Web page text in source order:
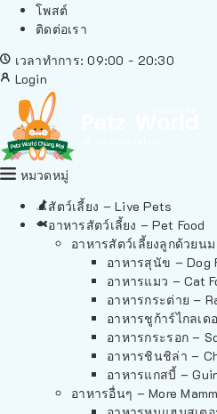
โพสต์
ติดต่อเรา
เวลาทำการ: 09:00 - 20:30
Login
หมวดหมู่
สัตว์เลี้ยง – Live Pets
อาหารสัตว์เลี้ยง – Pet Food
อาหารสัตว์เลี้ยงลูกด้วยนม
อาหารสุนัข – Dog
อาหารแมว – Cat
อาหารกระต่าย –
อาหารชูก้าร์ไกลเด
อาหารกระรอก –
อาหารชินชิล่า –
อาหารแกสบี้ –
อาหารอื่นๆ – More